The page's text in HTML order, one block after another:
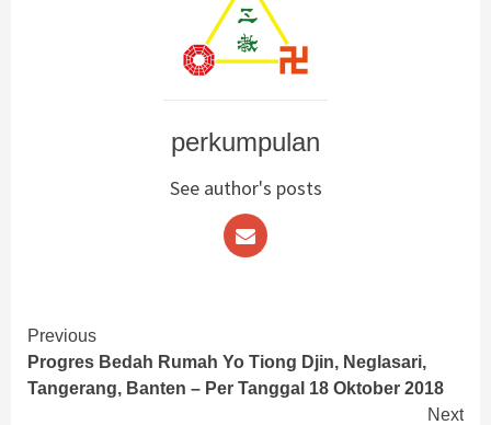
perkumpulan
See author's posts
Continue
Reading
Previous
Progres Bedah Rumah Yo Tiong Djin, Neglasari,
Tangerang, Banten – Per Tanggal 18 Oktober 2018
Next